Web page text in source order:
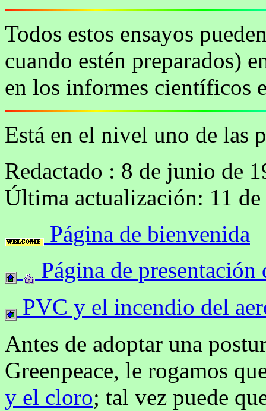
Todos estos ensayos
cuando estén preparados)
en los informes científicos
Está en el nivel uno de las
Redactado : 8 de junio de
Última actualización: 11 de
Página de bienvenida
Página de
PVC y el incendio del
Antes de adoptar una
Greenpeace, le rogamos
y el cloro; tal vez puede